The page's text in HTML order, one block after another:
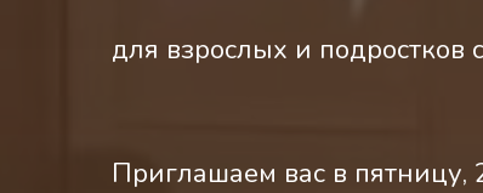
для взрослых и подростков
Приглашаем вас в пятницу,